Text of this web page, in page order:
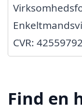
CVR: 42559792
Find en